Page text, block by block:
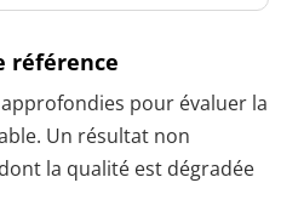
référence
pour évaluer la
Un résultat non
la qualité est dégradée